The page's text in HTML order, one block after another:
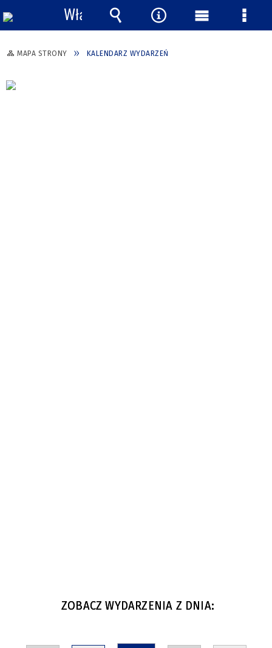
MAPA STRONY KALENDARZ WYDARZEŃ
ZOBACZ WYDARZENIA Z DNIA:
Włącz
powiadomienia
Wyszukiwarka
Narzędzia
Menu Menu